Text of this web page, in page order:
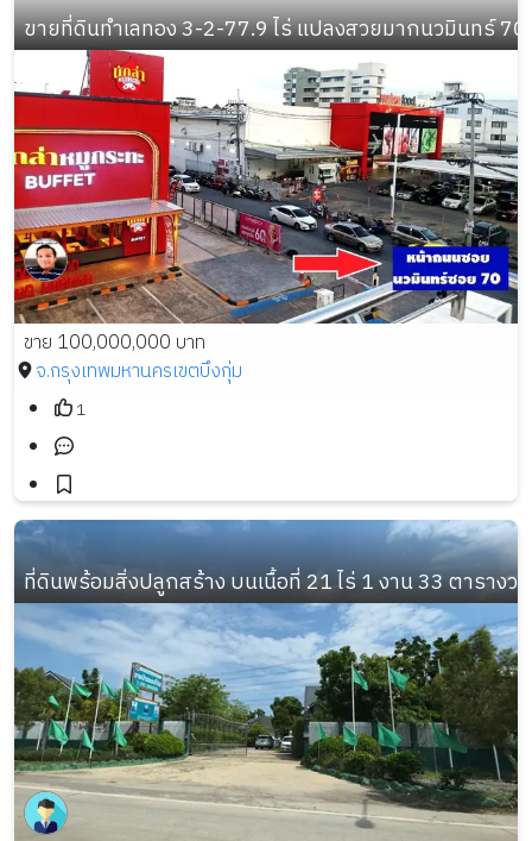
ขายที่ดินทำเลทอง 3-2-77.9 ไร่ แปลงสวยมากนวมินทร์
ขาย 100,000,000 บาท
จ.กรุงเทพมหานครเขตบึงกุ่ม
1
ที่ดินพร้อมสิ่งปลูกสร้าง บนเนื้อที่ 21 ไร่ 1 งาน 33 ตารางวา